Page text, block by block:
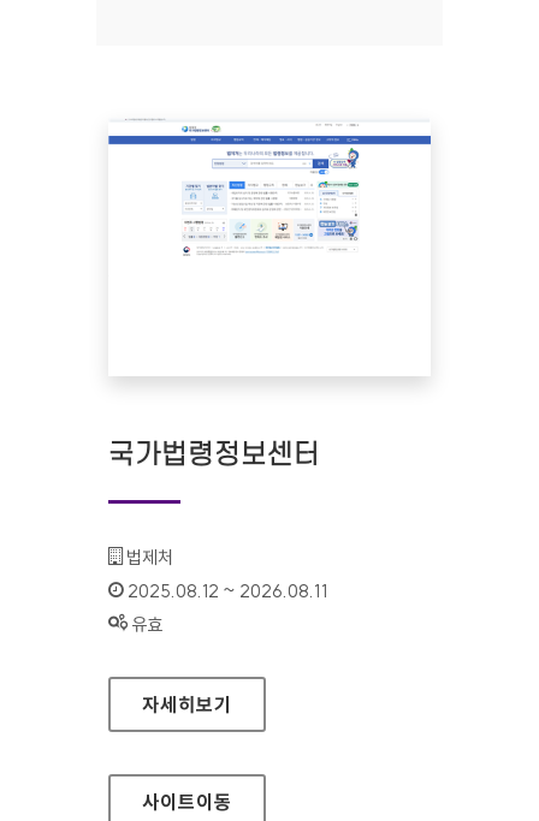
국가법령정보센터
기관명 :
법제처
인증기간 :
2025.08.12 ~ 2026.08.11
상태 :
유효
국가법령정보센터
자세히보기
사이트이동